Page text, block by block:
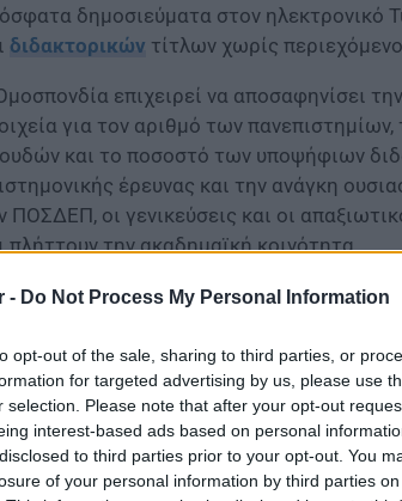
- Do Not Process My Personal Information
opt-out of the sale, sharing to third parties, or
for targeted advertising by us, please use
selection. Please note that after your opt-out
interest-based ads based on personal
to third parties prior to your opt-out. You
of your personal information by third parties on
δημοσιεύματα στον ηλεκτρονικό
διδακτορικών τίτλων χωρίς
επιχειρεί να αποσαφηνίσει
για τον αριθμό των
και το ποσοστό των υποψήφιων
έρευνας και την ανάγκη
ΠΟΣΔΕΠ, οι γενικεύσεις και οι
πλήττουν την ακαδημαϊκή κοινότητα.